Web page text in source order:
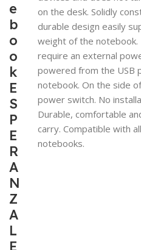
e
b
o
o
k
E
S
P
E
R
A
N
Z
A
L
E
on the desk. Solidly
durable design easily
weight of the
require an external
powered from the USB
notebook. On the side
power switch. No
Durable, comfortable
carry. Compatible with
notebooks.